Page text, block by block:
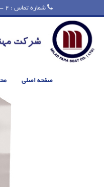
شماره تماس : 2 - 22054971 (21) 98+
صفحه اصلی